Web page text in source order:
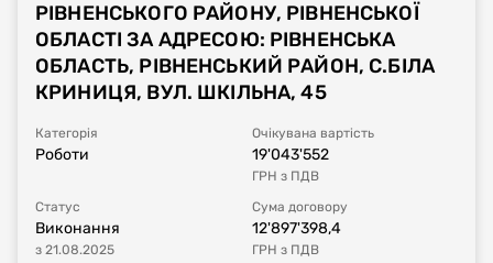
РІВНЕНСЬКОГО РАЙОНУ, РІВНЕНСЬКОЇ
ОБЛАСТІ ЗА АДРЕСОЮ: РІВНЕНСЬКА
ОБЛАСТЬ, РІВНЕНСЬКИЙ РАЙОН, С.БІЛА
КРИНИЦЯ, ВУЛ. ШКІЛЬНА, 45
Категорія
Роботи
Очікувана вартість
19'043'552
ГРН з ПДВ
Статус
Виконання
з 21.08.2025
Сума договору
12'897'398,4
ГРН з ПДВ